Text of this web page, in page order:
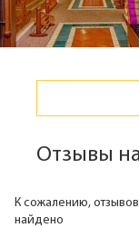
Отзывы
К сожалению,
найдено